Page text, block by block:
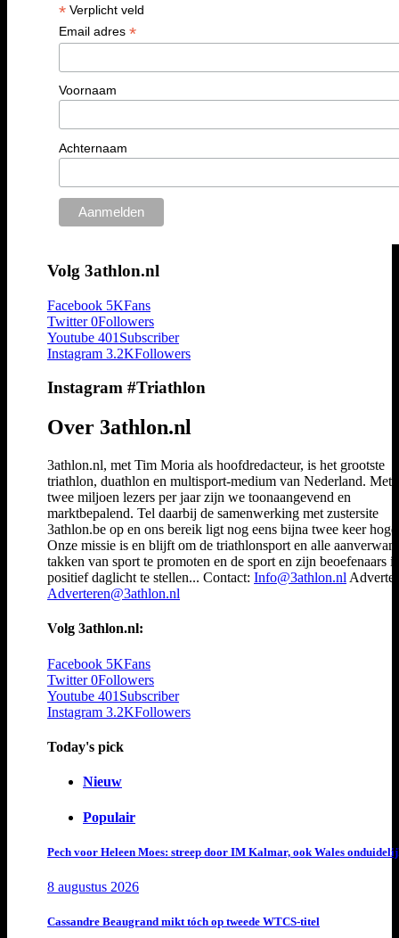
*Verplicht veld
Email adres *
Voornaam
Achternaam
Volg 3athlon.nl
Facebook 5KFans
Twitter 0Followers
Youtube 401 Subscriber
Instagram 3.2KFollowers
Instagram #Triathlon
Over 3athlon.nl
3athlon.nl, met Tim Moria als hoofdredacteur, is het grootste
triathlon, duathlon en multisport-medium van Nederland. Met
twee miljoen lezers per jaar zijn we toonaangevend en
marktbepalend. Tel daarbij de samenwerking met zustersite
3athlon.be op en ons bereik ligt nog eens bijna twee keer
Onze missie is en blijft om de triathlonsport en alle
takken van sport te promoten en de sport en zijn beoefenaars
positief daglicht te stellen... Contact: Info@3athlon.nl
Adverteren@3athlon.nl
Volg 3athlon.nl:
Facebook 5KFans
Twitter 0Followers
Youtube 401 Subscriber
Instagram 3.2KFollowers
Today's pick
Nieuw
Populair
Pech voor Heleen Moes: streep door IM Kalmar, ook Wales
8 augustus 2026
Cassandre Beaugrand mikt tóch op tweede WTCS-titel